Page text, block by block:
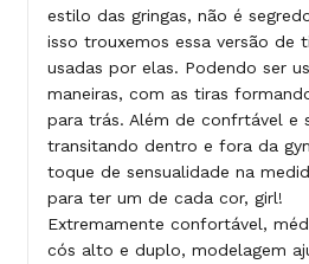
estilo das gringas, não é
isso trouxemos essa versão de
usadas por elas. Podendo ser
maneiras, com as tiras
para trás. Além de confrtável e
transitando dentro e fora da
toque de sensualidade na
para ter um de cada cor, girl!
Extremamente confortável,
cós alto e duplo, modelagem